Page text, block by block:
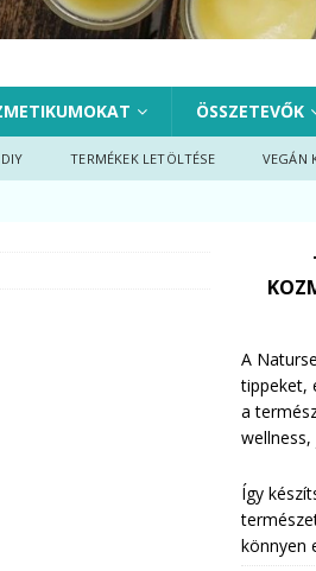
ÖSSZETEVŐK
DIY TERMÉKEK LETÖLTÉSE VEGÁN
A
tippeket,
a
Így
könnyen